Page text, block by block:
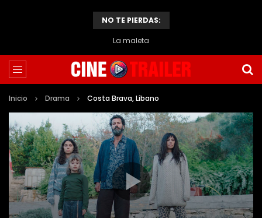
NO TE PIERDAS:
La maleta
Inicio Drama Costa Brava, Líbano